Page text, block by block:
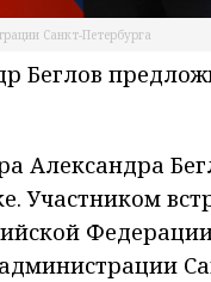
Санкт-Петербурга
Беглов
Александра
Участником